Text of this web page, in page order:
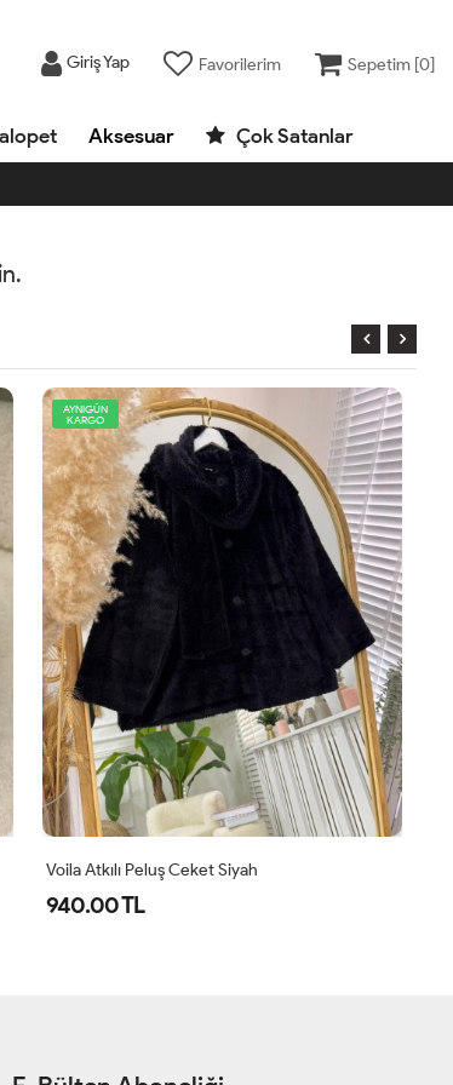
Giriş Yap Favorilerim Sepetim [0]
Aksesuar Çok Satanlar
AYNIGÜN
KARGO
Voila Atkılı Peluş Ceket Siyah
940.00 TL